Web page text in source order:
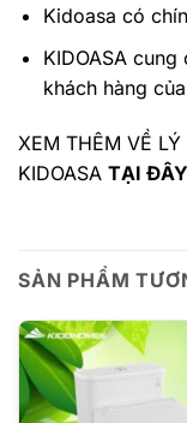
Kidoasa có
KIDOASA
khách hàng
XEM THÊM VỀ
KIDOASA TẠI ĐÂY
SẢN PHẨM